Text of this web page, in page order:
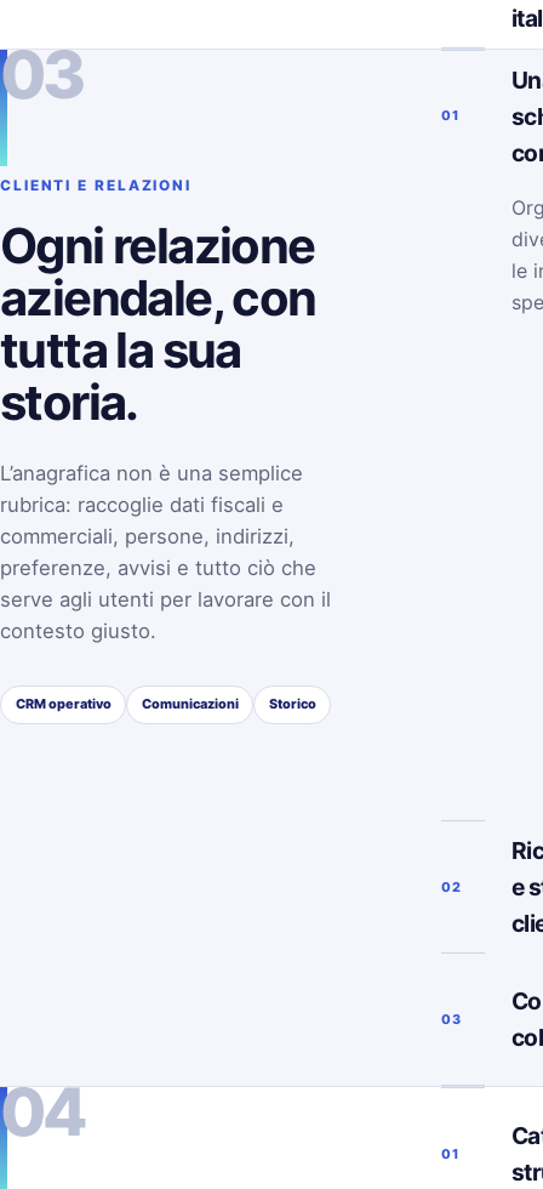
03
CLIENTI E RELAZIONI
Ogni relazione
aziendale, con
tutta la sua
storia.
L’anagrafica non è una semplice
rubrica: raccoglie dati fiscali e
commerciali, persone, indirizzi,
preferenze, avvisi e tutto ciò che
serve agli utenti per lavorare con il
contesto giusto.
CRM operativo Comunicazioni Storico
01
le
02
e
03
04
01